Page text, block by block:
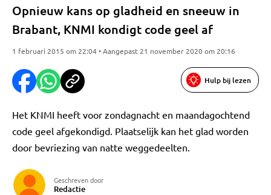
Opnieuw kans op gladheid en sneeuw in
Brabant, KNMI kondigt code geel af
1 februari 2015 om 22:04 • Aangepast 21 november 2020 om 20:16
Hulp bij lezen
Het KNMI heeft voor zondagnacht en maandagochtend
code geel afgekondigd. Plaatselijk kan het glad worden
door bevriezing van natte weggedeelten.
Geschreven door
Redactie